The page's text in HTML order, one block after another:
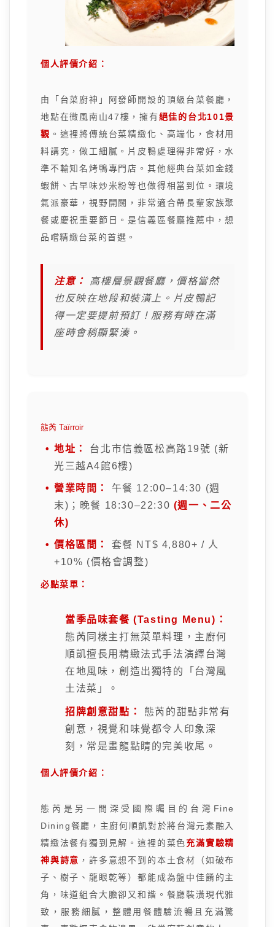
個人評價介紹：
由「台菜廚神」阿發師開設的頂級台菜餐廳，
地點在微風南山47樓，擁有絕佳的台北101景
觀 。這裡將傳統台菜精緻化、高端化，食材用
料講究，做工細膩。片皮鴨處理得非常好，水
準不輸知名烤鴨專門店。其他經典台菜如金錢
蝦餅、古早味炒米粉等也做得相當到位。環境
氣派豪華，視野開闊，非常適合帶長輩家族聚
餐或慶祝重要節日。是信義區餐廳推薦中，想
品嚐精緻台菜的首選。
注意：
高樓層景觀餐廳，價格當然
也反映在地段和裝潢上。片皮鴨記
得一定要提前預訂！服務有時在滿
座時會稍顯緊湊。
態芮 Taïrroir
地址：
台北市信義區松高路19號 (新
光三越A4館6樓)
營業時間：
午餐 12:00–14:30 (週
末)；晚餐 18:30–22:30 (週一、二公
休)
價格區間：
套餐 NT$ 4,880+ / 人
+10% (價格會調整)
必點菜單：
當季品味套餐 (Tasting Menu)：
態芮同樣主打無菜單料理，主廚何
順凱擅長用精緻法式手法演繹台灣
在地風味，創造出獨特的「台灣風
土法菜」。
招牌創意甜點：
態芮的甜點非常有
創意，視覺和味覺都令人印象深
刻，常是畫龍點睛的完美收尾。
個人評價介紹：
態芮是另一間深受國際矚目的台灣Fine
Dining餐廳，主廚何順凱對於將台灣元素融入
精緻法餐有獨到見解。這裡的菜色充滿實驗精
神與詩意 ，許多意想不到的本土食材（如破布
子、樹子、龍眼乾等）都能成為盤中佳餚的主
角，味道組合大膽卻又和諧。餐廳裝潢現代雅
致，服務細膩，整體用餐體驗流暢且充滿驚